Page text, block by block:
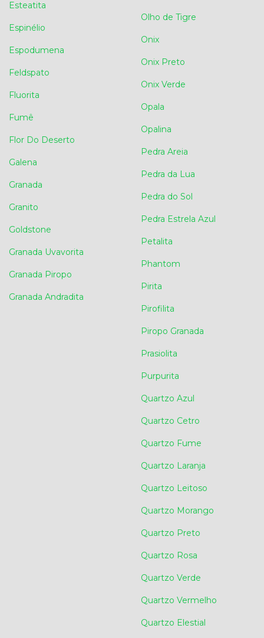
Esteatita
Espinélio
Espodumena
Feldspato
Fluorita
Fumê
Flor Do Deserto
Galena
Granada
Granito
Goldstone
Granada Uvavorita
Granada Piropo
Granada Andradita
Olho de Tigre
Onix
Onix Preto
Onix Verde
Opala
Opalina
Pedra Areia
Pedra da Lua
Pedra do Sol
Pedra Estrela Azul
Petalita
Phantom
Pirita
Pirofilita
Piropo Granada
Prasiolita
Purpurita
Quartzo Azul
Quartzo Cetro
Quartzo Fume
Quartzo Laranja
Quartzo Leitoso
Quartzo Morango
Quartzo Preto
Quartzo Rosa
Quartzo Verde
Quartzo Vermelho
Quartzo Elestial